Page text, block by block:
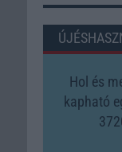
Hol és
kapható